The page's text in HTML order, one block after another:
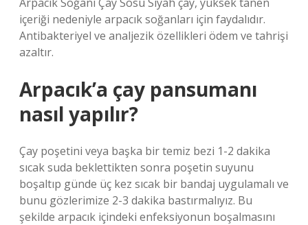
içeriği nedeniyle arpacık soğanları için faydalıdır.
Antibakteriyel ve analjezik özellikleri ödem ve tahrişi
azaltır.
Arpacık’a çay pansumanı
nasıl yapılır?
Çay poşetini veya başka bir temiz bezi 1-2 dakika
sıcak suda beklettikten sonra poşetin suyunu
boşaltıp günde üç kez sıcak bir bandaj uygulamalı ve
bunu gözlerimize 2-3 dakika bastırmalıyız. Bu
şekilde arpacık içindeki enfeksiyonun boşalmasını